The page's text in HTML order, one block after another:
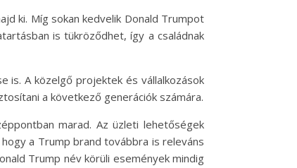
ki. Míg sokan kedvelik Donald Trumpot
is tükröződhet, így a családnak
is. A közelgő projektek és vállalkozások
a következő generációk számára.
marad. Az üzleti lehetőségek
a Trump brand továbbra is releváns
Trump név körüli események mindig